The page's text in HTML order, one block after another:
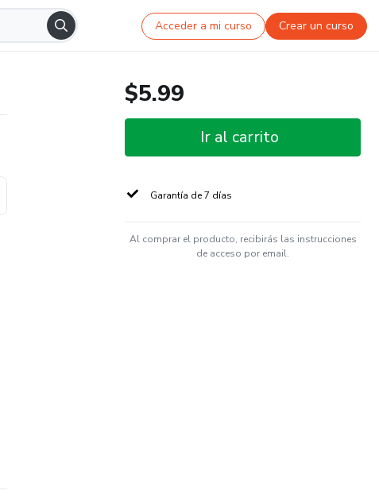
Acceder a mi curso Crear un curso
$5.99
Ir al carrito
Garantía de 7 días
Al comprar el producto, recibirás las instrucciones
de acceso por email.